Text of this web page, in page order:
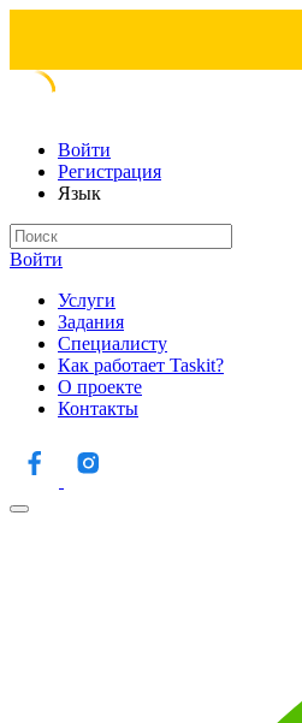
Войти
Регистрация
Язык
Войти
Услуги
Задания
Специалисту
Как работает Taskit?
О проекте
Контакты